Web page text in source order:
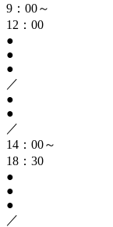
9：00～
12：00
●
●
●
／
●
●
／
14：00～
18：30
●
●
●
／